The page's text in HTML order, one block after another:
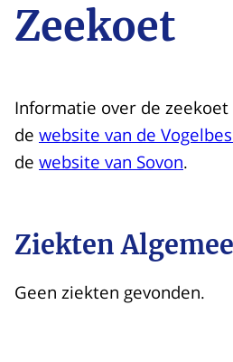
Zeekoet
Informatie over de zeekoet
de website van de
de website van Sovon.
Ziekten
Geen ziekten gevonden.